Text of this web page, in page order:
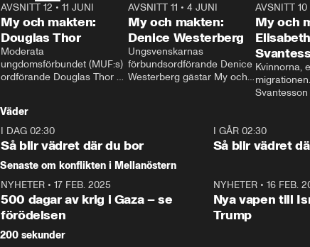
26:27
AVSNITT 12 • 11 JUNI
My och makten:
Douglas Thor
Moderata
ungdomsförbundet (MUF:s)
ordförande Douglas Thor
tonårsutvisningarna och hur
Moderaterna ska locka
väljare till valet i höst.
23:40
AVSNITT 11 •4 JUNI
My och makten:
Denice Westerberg
Ungsvenskarnas
förbundsordförande Denice
Westerberg gästar My och
AVSNITT 10
My och
Elisabeth
Kvinnorna,
Väder
I DAG 02:30
Så blir vädret där du bor
I GÅR 02:30
Så blir vädret
Senaste om konflikten i Mellanöstern
NYHETER • 17 FEB. 2025
500 dagar av krig i Gaza – se
förödelsen
NYHETER• 16 FEB.
Nya vapen till
Trump
200 sekunder